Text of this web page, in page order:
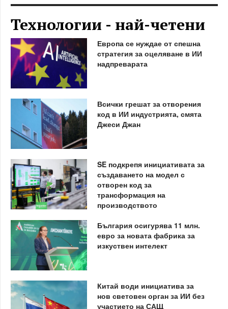
Технологии - най-четени
Европа се нуждае от спешна
стратегия за оцеляване в ИИ
надпреварата
Всички грешат за отворения
код в ИИ индустрията, смята
Джеси Джан
SE подкрепя инициативата за
създаването на модел с
отворен код за
трансформация на
производството
България осигурява 11 млн.
евро за новата фабрика за
изкуствен интелект
Китай води инициатива за
нов световен орган за ИИ без
участието на САЩ